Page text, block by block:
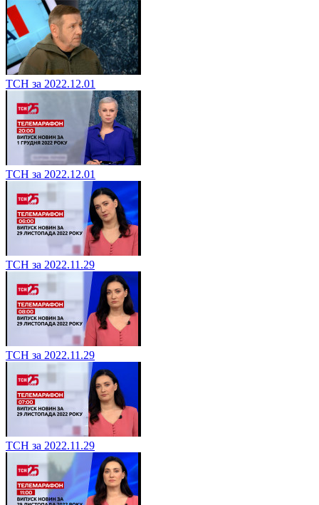
ТСН за 2022.12.01
ТСН за 2022.12.01
ТСН за 2022.11.29
ТСН за 2022.11.29
ТСН за 2022.11.29